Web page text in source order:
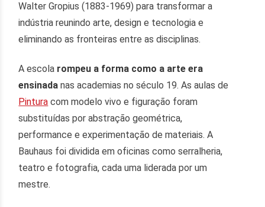
Walter Gropius (1883-1969) para transformar a
indústria reunindo arte, design e tecnologia e
eliminando as fronteiras entre as disciplinas.
A escola rompeu a forma como a arte era
ensinada nas academias no século 19. As aulas de
Pintura com modelo vivo e figuração foram
substituídas por abstração geométrica,
performance e experimentação de materiais. A
Bauhaus foi dividida em oficinas como serralheria,
teatro e fotografia, cada uma liderada por um
mestre.